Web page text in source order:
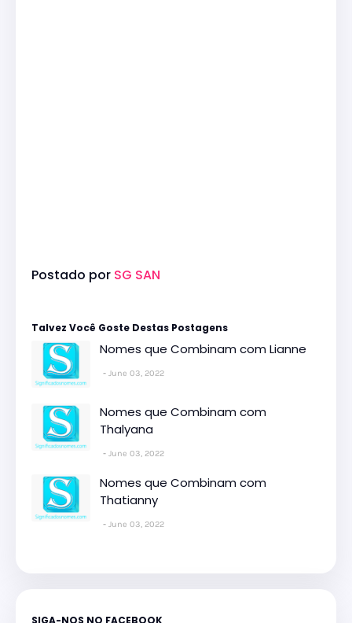
Postado por SG SAN
Talvez Você Goste Destas Postagens
Nomes que Combinam com Lianne
June 03, 2022
Nomes que Combinam com
Thalyana
June 03, 2022
Nomes que Combinam com
Thatianny
June 03, 2022